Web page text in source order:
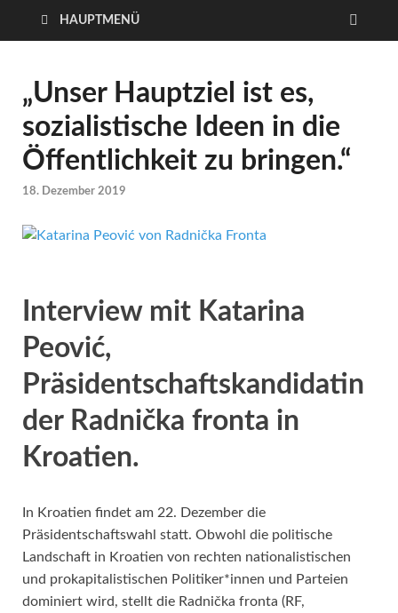
HAUPTMENÜ
„Unser Hauptziel ist es,
sozialistische Ideen in die
Öffentlichkeit zu bringen.“
18. Dezember 2019
Interview mit Katarina
Peović,
Präsidentschaftskandidatin
der Radnička fronta in
Kroatien.
In Kroatien findet am 22. Dezember die
Präsidentschaftswahl statt. Obwohl die politische
Landschaft in Kroatien von rechten nationalistischen
und prokapitalistischen Politiker*innen und Parteien
dominiert wird, stellt die Radnička fronta (RF,